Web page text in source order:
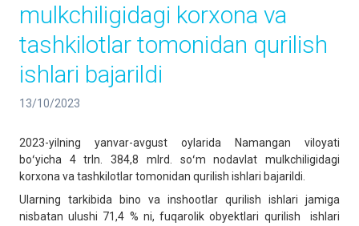
mulkchiligidagi korxona va
tashkilotlar tomonidan qurilish
ishlari bajarildi
13/10/2023
2023-yilning yanvar-avgust oylarida Namangan viloyati
boʻyicha 4 trln. 384,8 mlrd. soʻm nodavlat mulkchiligidagi
korxona va tashkilotlar tomonidan qurilish ishlari bajarildi.
Ularning tarkibida bino va inshootlar qurilish ishlari jamiga
nisbatan ulushi 71,4 % ni, fuqarolik obyektlari qurilish ishlari